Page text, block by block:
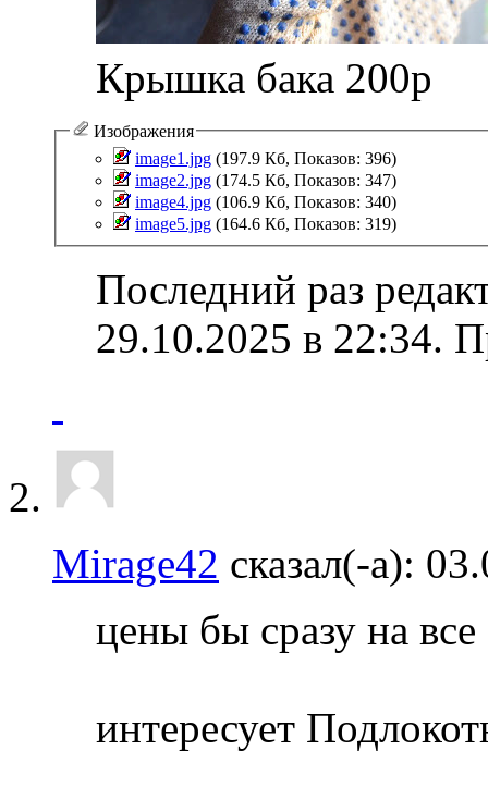
Крышка бака 200р
Изображения
image1.jpg‎ (197.9 Кб, Показов: 396)
image2.jpg‎ (174.5 Кб, Показов: 347)
image4.jpg‎ (106.9 Кб, Показов: 340)
image5.jpg‎ (164.6 Кб, Показов: 319)
Последний раз
29.10.2025 в 22:34.
Mirage42 сказал(-а):
цены бы сразу на все
интересует